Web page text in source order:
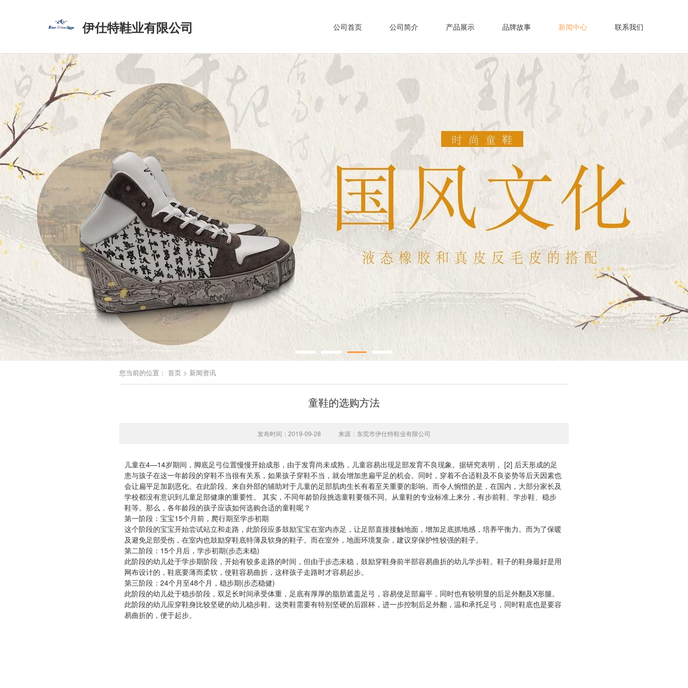
伊仕特鞋业有限公司 公司首页 公司简介 产品展示 品牌故事 新闻中心 联系我们
您当前的位置： 首页 > 新闻资讯
童鞋的选购方法
发布时间：2019-09-28 来源：东莞市伊仕特鞋业有限公司
儿童在4—14岁期间，脚底足弓位置慢慢开始成形，由于发育尚未成熟，儿童容易出现足部发育不良现象。据研究表明， [2] 后天形成的足
患与孩子在这一年龄段的穿鞋不当很有关系，如果孩子穿鞋不当，就会增加患扁平足的机会。同时，穿着不合适鞋及不良姿势等后天因素也
会让扁平足加剧恶化。在此阶段。来自外部的辅助对于儿童的足部肌肉生长有着至关重要的影响。而令人惋惜的是，在国内，大部分家长及
学校都没有意识到儿童足部健康的重要性。 其实，不同年龄阶段挑选童鞋要领不同。从童鞋的专业标准上来分，有步前鞋、学步鞋、稳步
鞋等。那么，各年龄段的孩子应该如何选购合适的童鞋呢？
第一阶段：宝宝15个月前，爬行期至学步初期
这个阶段的宝宝开始尝试站立和走路，此阶段应多鼓励宝宝在室内赤足，让足部直接接触地面，增加足底抓地感，培养平衡力。而为了保暖
及避免足部受伤，在室内也鼓励穿鞋底特薄及软身的鞋子。而在室外，地面环境复杂，建议穿保护性较强的鞋子。
第二阶段：15个月后，学步初期(步态未稳)
此阶段的幼儿处于学步期阶段，开始有较多走路的时间，但由于步态未稳，鼓励穿鞋身前半部容易曲折的幼儿学步鞋。鞋子的鞋身最好是用
网布设计的，鞋底要薄而柔软，使鞋容易曲折，这样孩子走路时才容易起步。
第三阶段：24个月至48个月，稳步期(步态稳健)
此阶段的幼儿处于稳步阶段，双足长时间承受体重，足底有厚厚的脂肪遮盖足弓，容易使足部扁平，同时也有较明显的后足外翻及X形腿。
此阶段的幼儿应穿鞋身比较坚硬的幼儿稳步鞋。这类鞋需要有特别坚硬的后跟杯，进一步控制后足外翻，温和承托足弓，同时鞋底也是要容
易曲折的，便于起步。